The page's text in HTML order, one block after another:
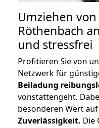
Umziehen von
Röthenbach
und stressfrei
Profitieren Sie von
Netzwerk für
Beiladung
vonstattengeht.
besonderen Wert auf
Zuverlässigkeit. Die